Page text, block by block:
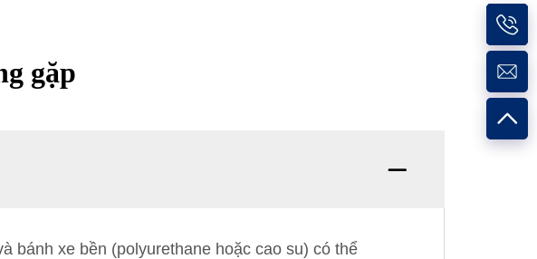
gặp
bánh xe bền (polyurethane hoặc cao su) có thể